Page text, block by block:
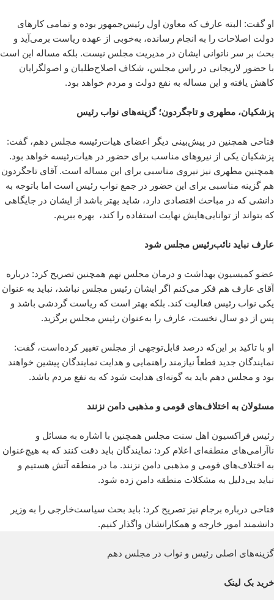
او گفت: البته عارف که معاون اول رئیس‌جمهور بوده و تمامی کارهای
دولت اصلاحات را به انجام رسانده، به‌خوبی از عهده ریاست برمی‌آید و
بحث بر سر ناتوانی ایشان در مدیریت مجلس نیست. بلکه مساله این است
با حضور لاریجانی در راس مجلس، شکاف اصلاح‌طلبان و اصولگرایان
کاهش یافته و این مساله به نفع دولت و مردم خواهد بود.
پزشکیان، مطهری و تاجگردون؛ گزینه‌های نواب رئیس
فتاحی همچنین در پیش‌بینی دیگر اعضای هیات‌رئیسه مجلس دهم، گفت:
پزشکیان یکی از نیروهای مناسب برای حضور در هیات‌رئیسه خواهد بود.
همچنین مطهری نیز نیروی مناسبی برای این مساله است. آقای تاجگردون
هم گزینه مناسبی برای این حضور در جمع نواب رئیس است اما باتوجه به
دانشی که در مباحث اقتصادی دارد، شاید بهتر باشد از ایشان در جایگاهی
که بتواند از توانایی‌هایش ‌‌نهایت استفاده را کند، ‌ بهره ببریم.
عارف نباید نائب‌رئیس مجلس شود
عضو کمیسیون بهداشت و درمان مجلس نهم همچنین تصریح کرد: درباره
آقای عارف هم فکر می‌کنم اگر ایشان رئیس مجلس نباشد، نباید به عنوان
یکی نواب رئیس فعالیت کند. بلکه بهتر است که ریاست گردشی باشد و
پس از دو سال نخست، عارف را به‌عنوان رئیس مجلس برگزید.
او با تاکید بر این‌که درصد قابل‌توجهی از مجلس تغییر کرده‌است، گفت:
نمایندگان جدید قطعاً نیازمند راهنمایی و هدایت نمایندگان پیشین خواهند
بود و مجلس دهم باید به گونه‌ای هدایت شود که به نفع مردم باشد.
مسئولان به اختلاف‌های قومی و مذهبی دامن نزنند
رئیس فراکسیون اهل سنت مجلس همچنین با اشاره به مسائل و
ناآرامی‌های منطقه‌ای اعلام کرد: نمایندگان باید دقت کنند که به هیچ‌عنوان
به اختلاف‌های قومی و مذهبی دامن نزنند. ما در منطقه آتش هستیم و
نباید بی‌دلیل به مشکلات منطقه دامن زده شود.
فتاحی درباره برجام نیز تصریح کرد: باید بحث سیاست‌خارجی را به وزیر
دانشمند امور خارجه و همکارانشان واگذار کنیم.
گزینه‌های اصلی رئیس و نواب در مجلس دهم
خرید بک لینک